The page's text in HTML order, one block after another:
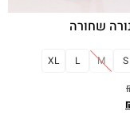
שחורה
S
M
L
XL